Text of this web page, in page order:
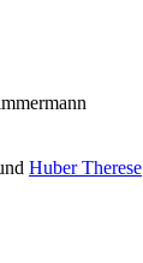
Huber Therese